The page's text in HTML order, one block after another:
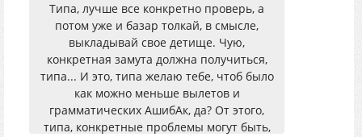
Типа, лучше все конкретно проверь, а
потом уже и базар толкай, в смысле,
выкладывай свое детище. Чую,
конкретная замута должна получиться,
типа... И это, типа желаю тебе, чтоб было
как можно меньше вылетов и
грамматических АшибАк, да? От этого,
типа, конкретные проблемы могут быть,